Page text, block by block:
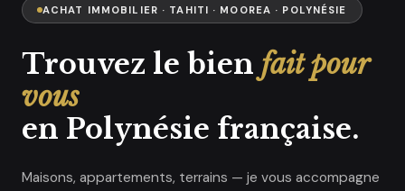
ACHAT IMMOBILIER · TAHITI · MOOREA · POLYNÉSIE
Trouvez le bien fait pour
vous
en Polynésie française.
Maisons, appartements, terrains — je vous accompagne